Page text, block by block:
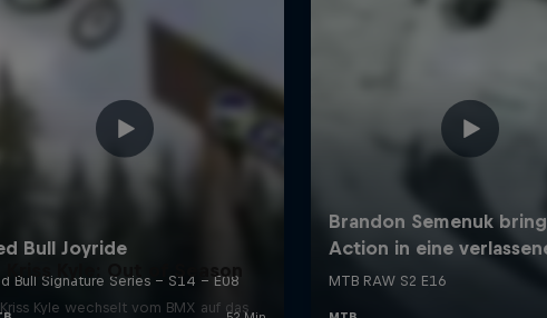
Kriss Kyle: Out of Season
Kriss Kyle wechselt vom BMX auf das